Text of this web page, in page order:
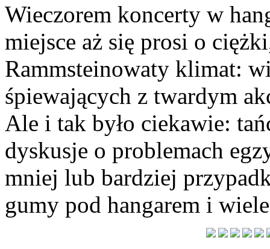
Wieczorem koncerty w
miejsce aż się prosi o
Rammsteinowaty klimat:
śpiewających z twardym
Ale i tak było ciekawie:
dyskusje o problemach
mniej lub bardziej
gumy pod hangarem i